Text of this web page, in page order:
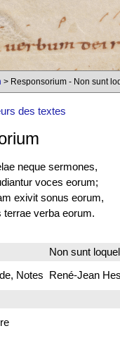
> Responsorium - Non sunt
des textes
neque sermones,
voces eorum;
exivit sonus eorum,
terrae verba eorum.
Non sunt
Notes
René-Jean